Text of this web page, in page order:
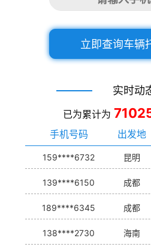
立即查询车辆
实时动
已为累计为
手机号码
出发地
159****6732 昆明
139****6150 成都
189****6345 成都
138****2730 海南